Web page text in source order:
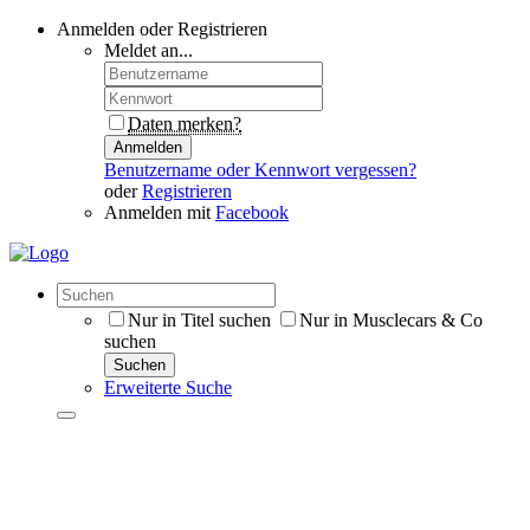
Anmelden oder Registrieren
Meldet an...
Daten merken?
Anmelden
Benutzername oder Kennwort vergessen?
oderRegistrieren
Anmelden mit Facebook
Nur in Titel suchen
Nur in Musclecars & Co
suchen
Suchen
Erweiterte Suche